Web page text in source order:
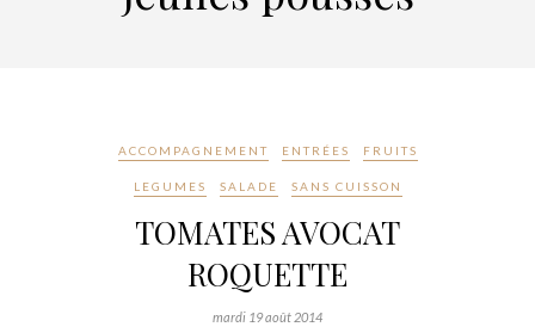
ACCOMPAGNEMENT ENTRÉES FRUITS
LEGUMES SALADE SANS CUISSON
TOMATES AVOCAT
ROQUETTE
mardi 19 août 2014